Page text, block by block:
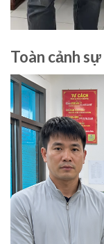
Toàn cảnh